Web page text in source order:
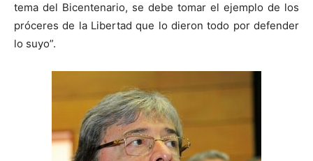
tema del Bicentenario, se debe tomar el ejemplo de los
próceres de la Libertad que lo dieron todo por defender
lo suyo”.